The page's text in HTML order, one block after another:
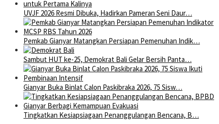
UVJF 2026 Resmi Dibuka, Hadirkan Pameran Seni Daur…
Pemkab Gianyar Matangkan Persiapan Pemenuhan Indik…
Sambut HUT ke-25, Demokrat Bali Gelar Bersih Panta…
Gianyar Buka Binlat Calon Paskibraka 2026, 75 Sisw…
Tingkatkan Kesiapsiagaan Penanggulangan Bencana, B…